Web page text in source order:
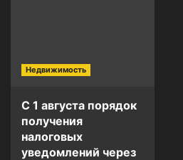
Недвижимость
С 1 августа порядок
получения
налоговых
уведомлений через